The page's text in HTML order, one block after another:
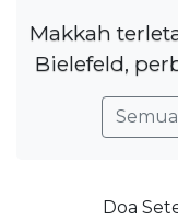
Makkah
Bielefeld,
Doa